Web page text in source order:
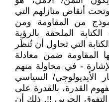
أنقاض منازلهم التي
من المقاومة ومن
الملحقة بالرؤية
التي تحاول أن تُنظَر
المقاومة ضمن معادلة
- في محاولة منهم
الأيديولوجي/ السياسي
القدرة، بالقدرة على
التفوق الحربي !!, ذلك أن